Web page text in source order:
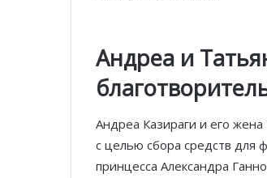
Андреа и
Андреа Казираги и его
с целью сбора средств для
принцесса Александра